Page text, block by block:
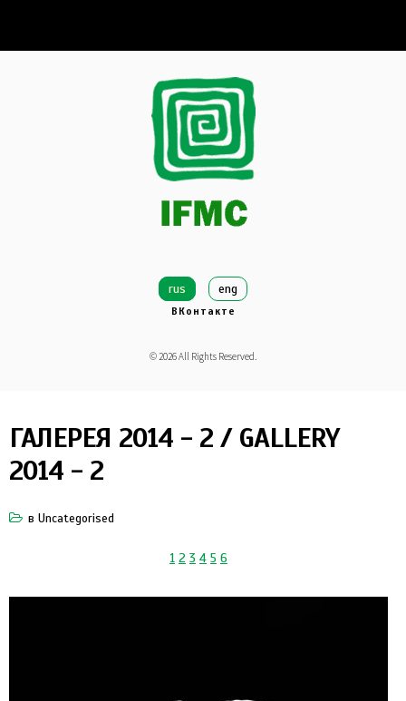
rus eng
ВКонтакте
© 2026All Rights Reserved.
ГАЛЕРЕЯ 2014 - 2 / GALLERY
2014 - 2
в Uncategorised
1 2 3 4 5 6